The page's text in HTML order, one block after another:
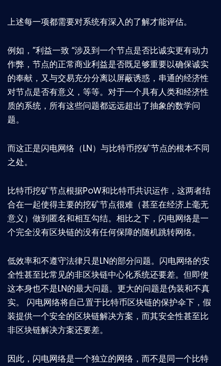
上述每一项都需要对系统有深入的了解才能评估。
例如，”利益一致 “涉及到一个节点是否比诚实更有动力
作弊，节点的正常商业利益是否既足够重要以确保诚实
的奉献，又与交易充分分离以屏蔽诱惑，串通的经济性
对节点是否有意义，等等。对于一个具有人类和经济性
质的系统，所有这些问题都远远超出了抽象的数学问
题。
而这正是闪电网络（LN）与比特币挖矿节点的根本不同
之处。
比特币挖矿节点根据PoW和比特币共识运作，这两者结
合在一起使得主要的挖矿节点很难（甚至在经济上毫无
意义）做到匿名和相互勾结。相比之下，闪电网络是一
个完全没有区块链的没有任何保障的随机跳转网络。
低效率和不遵守法律只是LN的部分问题。闪电网络的安
全性甚至比常见的非区块链中心化系统还要差。但即使
这本身也不是LN的最大问题。更大的问题是伪装和不真
实。 闪电网络将自己置于比特币区块链的保护伞下，假
装提供一个安全的区块链解决方案，而其安全性甚至比
非区块链解决方案还要差。
因此，闪电网络是一个独立的网络，而不是同一个比特